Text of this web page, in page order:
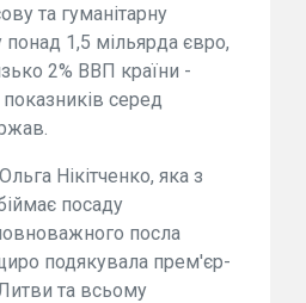
та гуманітарну
1,5 мільярда євро,
2% ВВП країни -
серед
Нікітченко, яка з
посаду
посла
подякувала прем'єр-
Литви та всьому